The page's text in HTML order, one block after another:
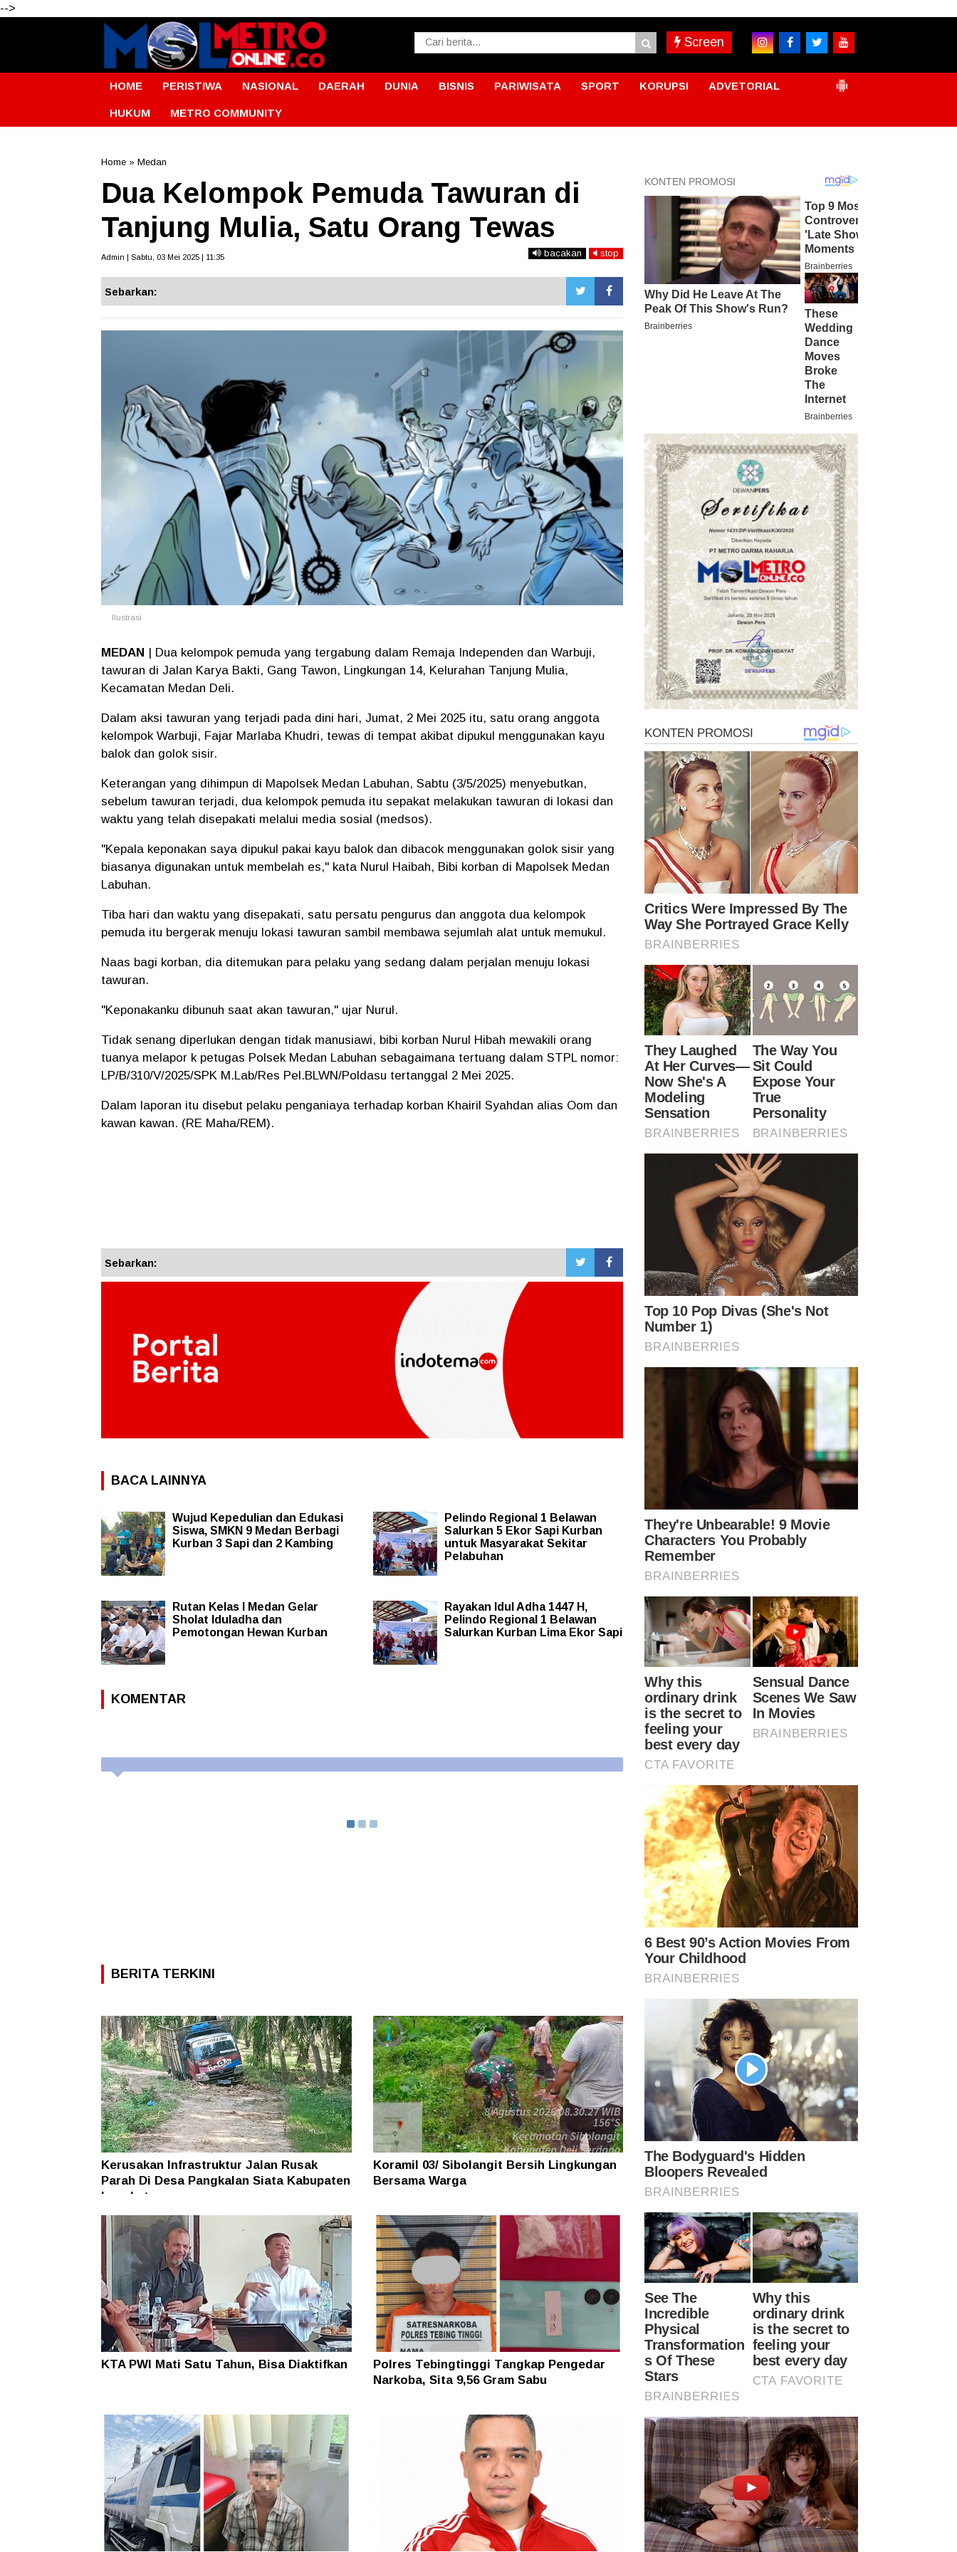
-->
Screen
HOME PERISTIWA NASIONAL DAERAH DUNIA BISNIS PARIWISATA SPORT KORUPSI ADVETORIAL
HUKUM METRO COMMUNITY
Home » Medan
Dua Kelompok Pemuda Tawuran di
Tanjung Mulia, Satu Orang Tewas
Admin | Sabtu, 03 Mei 2025 | 11:35 bacakan stop
Sebarkan:
Ilustrasi
MEDAN
| Dua kelompok pemuda yang tergabung dalam Remaja Independen dan Warbuji,
tawuran di Jalan Karya Bakti, Gang Tawon, Lingkungan 14, Kelurahan Tanjung Mulia,
Kecamatan Medan Deli.
Dalam aksi tawuran yang terjadi pada dini hari, Jumat, 2 Mei 2025 itu, satu orang anggota
kelompok Warbuji, Fajar Marlaba Khudri, tewas di tempat akibat dipukul menggunakan kayu
balok dan golok sisir.
Keterangan yang dihimpun di Mapolsek Medan Labuhan, Sabtu (3/5/2025) menyebutkan,
sebelum tawuran terjadi, dua kelompok pemuda itu sepakat melakukan tawuran di lokasi dan
waktu yang telah disepakati melalui media sosial (medsos).
"Kepala keponakan saya dipukul pakai kayu balok dan dibacok menggunakan golok sisir yang
biasanya digunakan untuk membelah es," kata Nurul Haibah, Bibi korban di Mapolsek Medan
Labuhan.
Tiba hari dan waktu yang disepakati, satu persatu pengurus dan anggota dua kelompok
pemuda itu bergerak menuju lokasi tawuran sambil membawa sejumlah alat untuk memukul.
Naas bagi korban, dia ditemukan para pelaku yang sedang dalam perjalan menuju lokasi
tawuran.
"Keponakanku dibunuh saat akan tawuran," ujar Nurul.
Tidak senang diperlukan dengan tidak manusiawi, bibi korban Nurul Hibah mewakili orang
tuanya melapor k petugas Polsek Medan Labuhan sebagaimana tertuang dalam STPL nomor:
LP/B/310/V/2025/SPK M.Lab/Res Pel.BLWN/Poldasu tertanggal 2 Mei 2025.
Dalam laporan itu disebut pelaku penganiaya terhadap korban Khairil Syahdan alias Oom dan
kawan kawan. (RE Maha/REM).
Sebarkan:
BACA LAINNYA
Wujud Kepedulian dan Edukasi
Siswa, SMKN 9 Medan Berbagi
Kurban 3 Sapi dan 2 Kambing
Pelindo Regional 1 Belawan
Salurkan 5 Ekor Sapi Kurban
untuk Masyarakat Sekitar
Pelabuhan
Rutan Kelas I Medan Gelar
Sholat Iduladha dan
Pemotongan Hewan Kurban
Rayakan Idul Adha 1447 H,
Pelindo Regional 1 Belawan
Salurkan Kurban Lima Ekor Sapi
KOMENTAR
BERITA TERKINI
Kerusakan Infrastruktur Jalan Rusak
Parah Di Desa Pangkalan Siata Kabupaten
Langkat
Koramil 03/ Sibolangit Bersih Lingkungan
Bersama Warga
KTA PWI Mati Satu Tahun, Bisa Diaktifkan
Polres Tebingtinggi Tangkap Pengedar
Narkoba, Sita 9,56 Gram Sabu